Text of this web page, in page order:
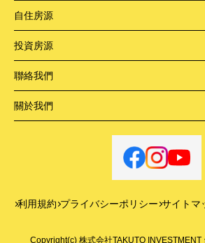
自住房源
投資房源
聯絡我們
關於我們
利用規約 プライバシーポリシー サイトマ
Copyright(c) 株式会社TAKUTO